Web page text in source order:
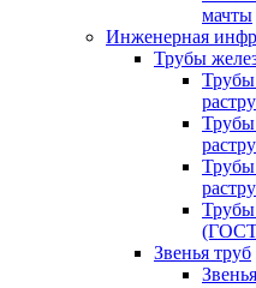
мачты
Инженерная
Трубы
Трубы
Трубы
Трубы
Трубы
(ГОСТ
Звенья труб